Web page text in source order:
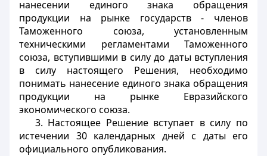
нанесении единого знака обращения
продукции на рынке государств - членов
Таможенного союза, установленным
техническими регламентами Таможенного
союза, вступившими в силу до даты вступления
в силу настоящего Решения, необходимо
понимать нанесение единого знака обращения
продукции на рынке Евразийского
экономического союза.
3. Настоящее Решение вступает в силу по
истечении 30 календарных дней с даты его
официального опубликования.